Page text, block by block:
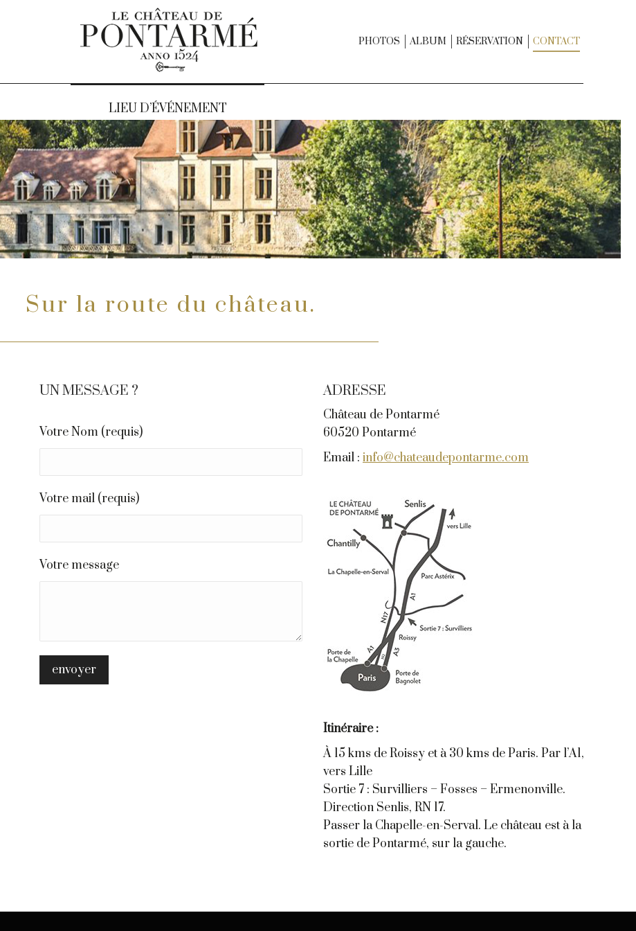
PHOTOS ALBUM RÉSERVATION CONTACT
LIEU D’ÉVÉNEMENT
Sur la route du château.
UN MESSAGE ?
Votre Nom (requis)
Votre mail (requis)
Votre message
ADRESSE
Château de Pontarmé
60520 Pontarmé
Email : info@chateaudepontarme.com
Itinéraire :
À 15 kms de Roissy et à 30 kms de Paris. Par l’A1,
vers Lille
Sortie 7 : Survilliers – Fosses – Ermenonville.
Direction Senlis, RN 17.
Passer la Chapelle-en-Serval. Le château est à la
sortie de Pontarmé, sur la gauche.